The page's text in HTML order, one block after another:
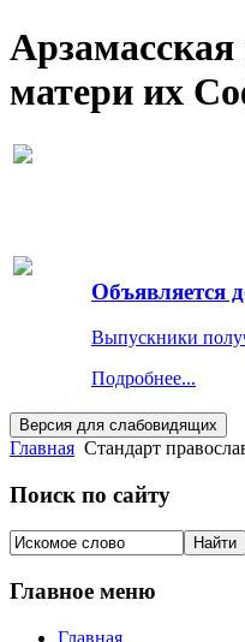
матери их
Объявляется
Выпускники
Подробнее...
Главная Стандарт
Поиск по сайту
Главное меню
Главная